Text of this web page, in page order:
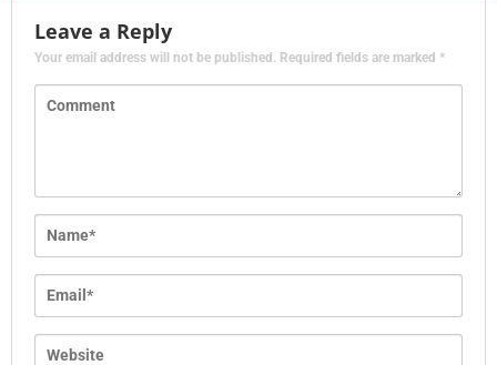
Leave a Reply
Your email address will not be published. Required fields are marked *